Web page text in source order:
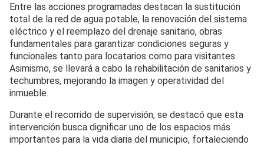
Entre las acciones programadas destacan la sustitución
total de la red de agua potable, la renovación del sistema
eléctrico y el reemplazo del drenaje sanitario, obras
fundamentales para garantizar condiciones seguras y
funcionales tanto para locatarios como para visitantes.
Asimismo, se llevará a cabo la rehabilitación de sanitarios y
techumbres, mejorando la imagen y operatividad del
inmueble.
Durante el recorrido de supervisión, se destacó que esta
intervención busca dignificar uno de los espacios más
importantes para la vida diaria del municipio, fortaleciendo